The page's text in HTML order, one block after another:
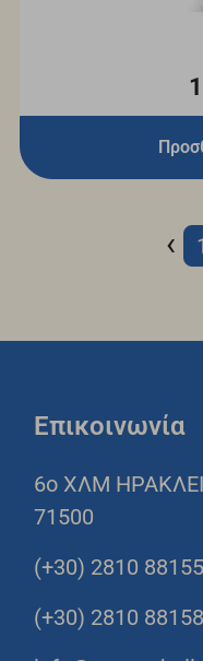
‹ 1
Επικοινωνία
6o ΧΛΜ
71500
(+30) 2810
(+30) 2810